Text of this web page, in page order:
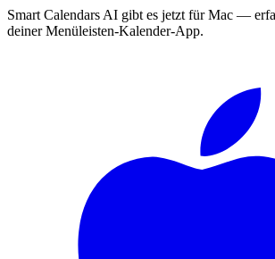
Smart Calendars AI gibt es jetzt für Mac —
deiner Menüleisten-Kalender-App.